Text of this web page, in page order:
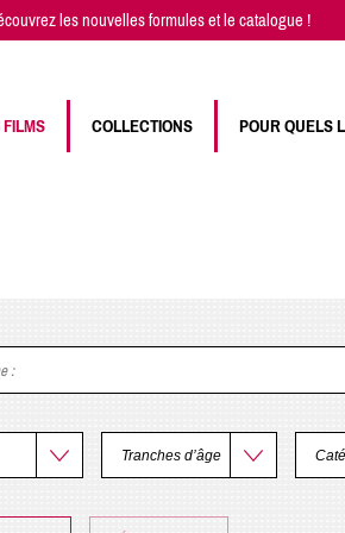
lesnouvelles formulesetle catalogue!
COLLECTIONS POUR QUELS
: